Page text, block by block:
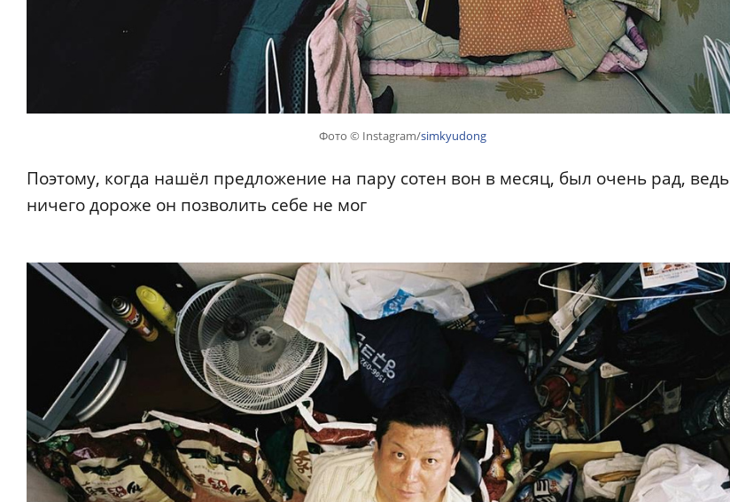
Фото © Instagram/simkyudong
Поэтому, когда нашёл предложение на пару сотен вон в месяц, был очень рад, ведь
ничего дороже он позволить себе не мог